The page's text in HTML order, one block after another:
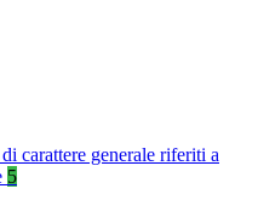
carattere generale riferiti a
5